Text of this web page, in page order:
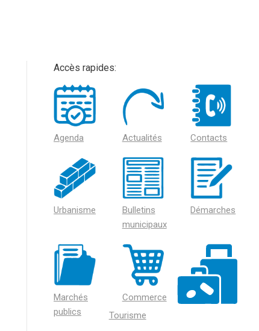
Accès rapides:
Agenda Actualités Contacts
Urbanisme
Bulletins
municipaux
Démarches
Marchés
publics
Commerce
Tourisme